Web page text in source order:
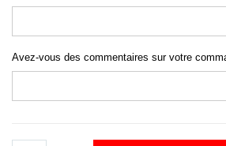
Avez-vous des commentaires sur votre